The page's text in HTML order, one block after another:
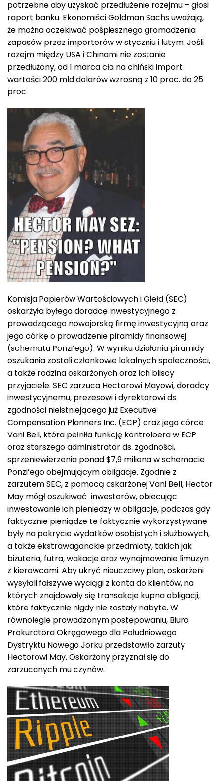
potrzebne aby uzyskać przedłużenie rozejmu – głosi
raport banku. Ekonomiści Goldman Sachs uważają,
że można oczekiwać pośpiesznego gromadzenia
zapasów przez importerów w styczniu i lutym. Jeśli
rozejm między USA i Chinami nie zostanie
przedłużony, od 1 marca cła na chiński import
wartości 200 mld dolarów wzrosną z 10 proc. do 25
proc.
Komisja Papierów Wartościowych i Giełd (SEC)
oskarżyła byłego doradcę inwestycyjnego z
prowadzącego nowojorską firmę inwestycyjną oraz
jego córkę o prowadzenie piramidy finansowej
(schematu Ponzi’ego). W wyniku działania piramidy
oszukania zostali członkowie lokalnych społeczności,
a także rodzina oskarżonych oraz ich bliscy
przyjaciele. SEC zarzuca Hectorowi Mayowi, doradcy
inwestycyjnemu, prezesowi i dyrektorowi ds.
zgodności nieistniejącego już Executive
Compensation Planners Inc. (ECP) oraz jego córce
Vani Bell, która pełniła funkcję kontroloera w ECP
oraz starszego administrator ds. zgodności,
sprzeniewierzenia ponad $7,9 miliona w schemacie
Ponzi’ego obejmującym obligacje. Zgodnie z
zarzutem SEC, z pomocą oskarżonej Vani Bell, Hector
May mógł oszukiwać inwestorów, obiecując
inwestowanie ich pieniędzy w obligacje, podczas gdy
faktycznie pieniądze te faktycznie wykorzystywane
były na pokrycie wydatków osobistych i służbowych,
a także ekstrawaganckie przedmioty, takich jak
biżuteria, futra, wakacje oraz wynajmowanie limuzyn
z kierowcami. Aby ukryć nieuczciwy plan, oskarżeni
wysyłali fałszywe wyciągi z konta do klientów, na
których znajdowały się transakcje kupna obligacji,
które faktycznie nigdy nie zostały nabyte. W
równolegle prowadzonym postępowaniu, Biuro
Prokuratora Okręgowego dla Południowego
Dystryktu Nowego Jorku przedstawiło zarzuty
Hectorowi May. Oskarżony przyznał się do
zarzucanych mu czynów.